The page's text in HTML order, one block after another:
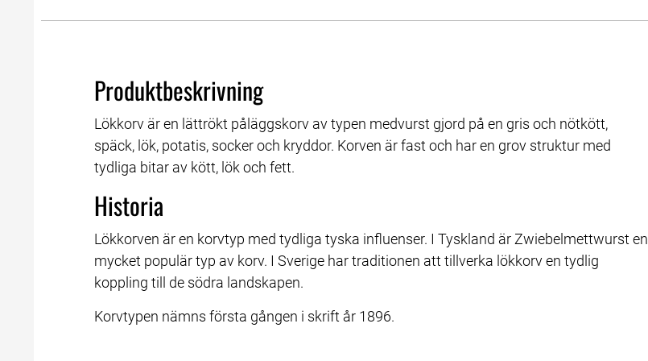
Produktbeskrivning
Lökkorv är en lättrökt påläggskorv av typen medvurst gjord på en gris och nötkött,
späck, lök, potatis, socker och kryddor. Korven är fast och har en grov struktur med
tydliga bitar av kött, lök och fett.
Historia
Lökkorven är en korvtyp med tydliga tyska influenser. I Tyskland är Zwiebelmettwurst en
mycket populär typ av korv. I Sverige har traditionen att tillverka lökkorv en tydlig
koppling till de södra landskapen.
Korvtypen nämns första gången i skrift år 1896.